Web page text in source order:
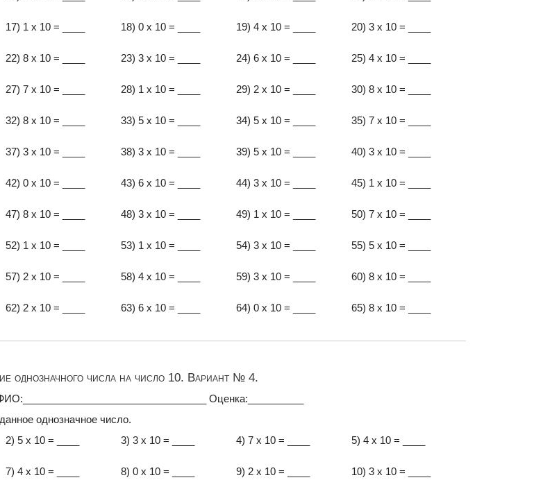
17) 1 x 10 = ____ 18) 0 x 10 = ____ 19) 4 x 10 = ____ 20) 3 x 10 = ____
22) 8 x 10 = ____ 23) 3 x 10 = ____ 24) 6 x 10 = ____ 25) 4 x 10 = ____
27) 7 x 10 = ____ 28) 1 x 10 = ____ 29) 2 x 10 = ____ 30) 8 x 10 = ____
32) 8 x 10 = ____ 33) 5 x 10 = ____ 34) 5 x 10 = ____ 35) 7 x 10 = ____
37) 3 x 10 = ____ 38) 3 x 10 = ____ 39) 5 x 10 = ____ 40) 3 x 10 = ____
42) 0 x 10 = ____ 43) 6 x 10 = ____ 44) 3 x 10 = ____ 45) 1 x 10 = ____
47) 8 x 10 = ____ 48) 3 x 10 = ____ 49) 1 x 10 = ____ 50) 7 x 10 = ____
52) 1 x 10 = ____ 53) 1 x 10 = ____ 54) 3 x 10 = ____ 55) 5 x 10 = ____
57) 2 x 10 = ____ 58) 4 x 10 = ____ 59) 3 x 10 = ____ 60) 8 x 10 = ____
62) 2 x 10 = ____ 63) 6 x 10 = ____ 64) 0 x 10 = ____ 65) 8 x 10 = ____
однозначного числа на число 10. Вариант № 4.
Оценка:__________
однозначное число.
2) 5 x 10 = ____ 3) 3 x 10 = ____ 4) 7 x 10 = ____ 5) 4 x 10 = ____
7) 4 x 10 = ____ 8) 0 x 10 = ____ 9) 2 x 10 = ____ 10) 3 x 10 = ____